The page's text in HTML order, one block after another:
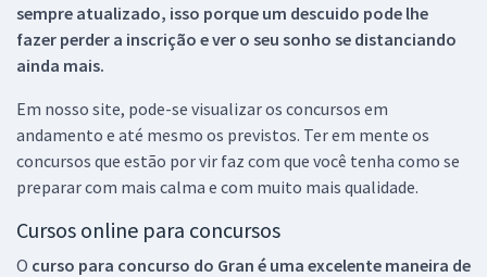
sempre atualizado, isso porque um descuido pode lhe
fazer perder a inscrição e ver o seu sonho se distanciando
ainda mais.
Em nosso site, pode-se visualizar os concursos em
andamento e até mesmo os previstos. Ter em mente os
concursos que estão por vir faz com que você tenha como se
preparar com mais calma e com muito mais qualidade.
Cursos online para concursos
O curso para concurso do Gran é uma excelente maneira de